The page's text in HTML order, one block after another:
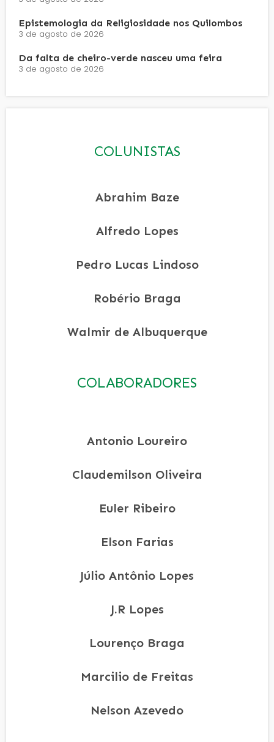
Epistemologia da Religiosidade nos Quilombos
3 de agosto de 2026
Da falta de cheiro-verde nasceu uma feira
3 de agosto de 2026
COLUNISTAS
Abrahim Baze
Alfredo Lopes
Pedro Lucas Lindoso
Robério Braga
Walmir de Albuquerque
COLABORADORES
Antonio Loureiro
Claudemilson Oliveira
Euler Ribeiro
Elson Farias
Júlio Antônio Lopes
J.R Lopes
Lourenço Braga
Marcilio de Freitas
Nelson Azevedo